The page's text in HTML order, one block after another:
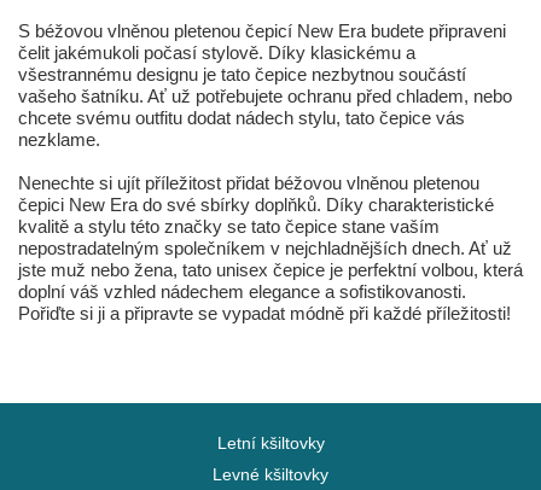
S béžovou vlněnou pletenou čepicí New Era budete připraveni
čelit jakémukoli počasí stylově. Díky klasickému a
všestrannému designu je tato čepice nezbytnou součástí
vašeho šatníku. Ať už potřebujete ochranu před chladem, nebo
chcete svému outfitu dodat nádech stylu, tato čepice vás
nezklame.
Nenechte si ujít příležitost přidat béžovou vlněnou pletenou
čepici New Era do své sbírky doplňků. Díky charakteristické
kvalitě a stylu této značky se tato čepice stane vaším
nepostradatelným společníkem v nejchladnějších dnech. Ať už
jste muž nebo žena, tato unisex čepice je perfektní volbou, která
doplní váš vzhled nádechem elegance a sofistikovanosti.
Pořiďte si ji a připravte se vypadat módně při každé příležitosti!
Letní kšiltovky
Levné kšiltovky